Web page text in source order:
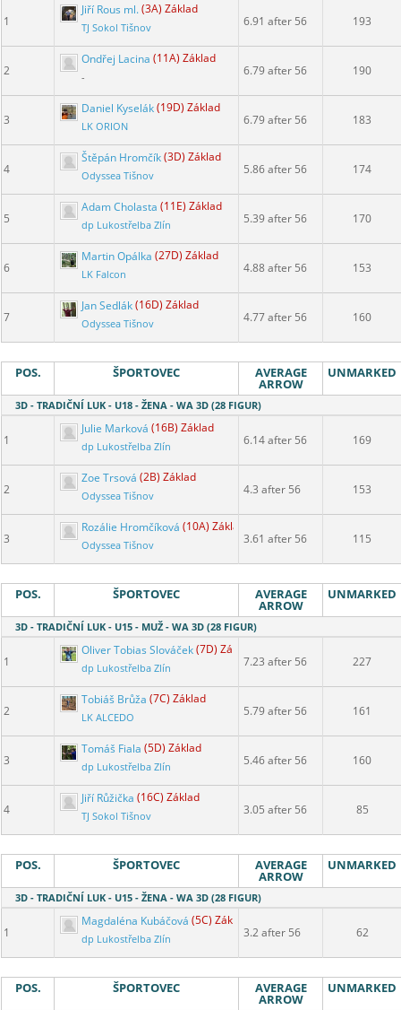
1
Jiří Rous ml.(3A) Základ
TJ Sokol Tišnov 6.91 after 56 193
2
Ondřej Lacina (11A) Základ
- 6.79 after 56 190
3
Daniel Kyselák(19D) Základ
LK ORION 6.79 after 56 183
4
Štěpán Hromčík(3D) Základ
Odyssea Tišnov 5.86 after 56 174
5
Adam Cholasta (11E) Základ
dp Lukostřelba Zlín 5.39 after 56 170
6
Martin Opálka (27D) Základ
LK Falcon 4.88 after 56 153
7
Jan Sedlák(16D) Základ
Odyssea Tišnov 4.77 after 56 160
POS. ŠPORTOVEC AVERAGE
ARROW
UNMARKED
3D - TRADIČNÍ LUK - U18 - ŽENA - WA 3D (28 FIGUR)
1
Julie Marková (16B) Základ
dp Lukostřelba Zlín 6.14 after 56 169
2
Zoe Trsová (2B) Základ
Odyssea Tišnov 4.3 after 56 153
3
Rozálie Hromčíková (10A) Základ
Odyssea Tišnov 3.61 after 56 115
POS. ŠPORTOVEC AVERAGE
ARROW
UNMARKED
3D - TRADIČNÍ LUK - U15 - MUŽ - WA 3D (28 FIGUR)
1
Oliver Tobias Slováček(7D) Základ
dp Lukostřelba Zlín 7.23 after 56 227
2
Tobiáš Brůža (7C) Základ
LK ALCEDO 5.79 after 56 161
3
Tomáš Fiala (5D) Základ
dp Lukostřelba Zlín 5.46 after 56 160
4
Jiří Růžička (16C) Základ
TJ Sokol Tišnov 3.05 after 56 85
POS. ŠPORTOVEC AVERAGE
ARROW
UNMARKED
3D - TRADIČNÍ LUK - U15 - ŽENA - WA 3D (28 FIGUR)
1
Magdaléna Kubáčová (5C) Základ
dp Lukostřelba Zlín 3.2 after 56 62
POS. ŠPORTOVEC AVERAGE
ARROW
UNMARKED